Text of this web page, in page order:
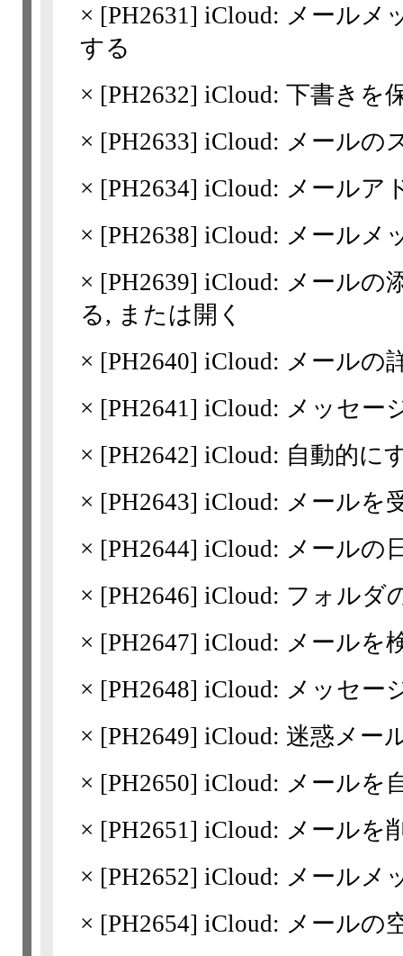
× [PH2631] iCloud: メールメ
する
× [PH2632] iCloud: 下書きを
× [PH2633] iCloud: メールの
× [PH2634] iCloud: メールア
× [PH2638] iCloud: メールメ
× [PH2639] iCloud: メールの
る, または開く
× [PH2640] iCloud: メールの
× [PH2641] iCloud: メッセー
× [PH2642] iCloud: 自動的に
× [PH2643] iCloud: メールを
× [PH2644] iCloud: メールの
× [PH2646] iCloud: フォルダ
× [PH2647] iCloud: メールを
× [PH2648] iCloud: メッセー
× [PH2649] iCloud: 迷惑メー
× [PH2650] iCloud: メールを
× [PH2651] iCloud: メールを
× [PH2652] iCloud: メールメ
× [PH2654] iCloud: メールの